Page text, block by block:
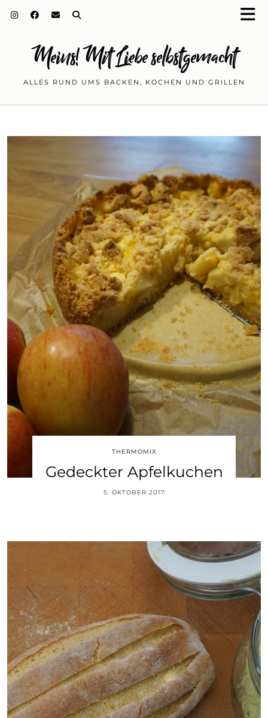
Meins! Mit Liebe selbstgemacht
ALLES RUND UMS BACKEN, KOCHEN UND GRILLEN
THERMOMIX
Gedeckter Apfelkuchen
5. OKTOBER 2017